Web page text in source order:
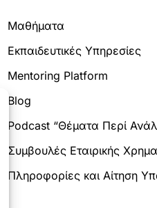
Μαθήματα
Εκπαιδευτικές Υπηρεσίες
Mentoring Platform
Blog
Podcast “Θέματα Περί
Συμβουλές Εταιρικής
Πληροφορίες και Αίτηση